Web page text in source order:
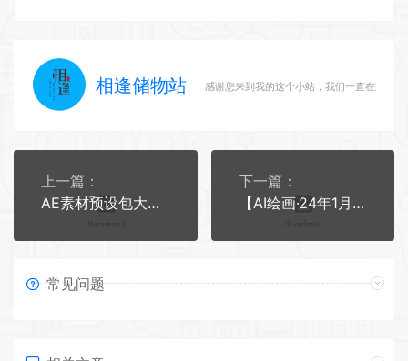
相逢储物站 感谢您来到我的这个小站，我们一直在路上
上一篇：
AE素材预设包大更新，Motion Bro再加六套，现累计12套AE预设包
下一篇：
【AI绘画·24年1月最新】Stable Diffusion整合包v4.6发布！解压即用 防爆显存 三分钟入门AI绘画 ☆更新 ☆
常见问题